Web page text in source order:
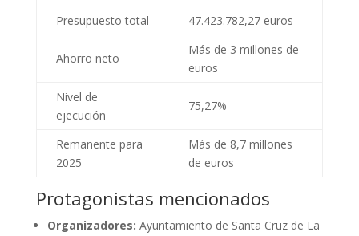
Presupuesto total 47.423.782,27 euros
Ahorro neto
Más de 3 millones de
euros
Nivel de
ejecución
75,27%
Remanente para
2025
Más de 8,7 millones
de euros
Protagonistas mencionados
Organizadores: Ayuntamiento de Santa Cruz de La